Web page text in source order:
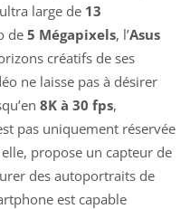
large de 13
de 5 Mégapixels, l’Asus
créatifs de ses
ne laisse pas à désirer
8K à 30 fps,
pas uniquement réservée
propose un capteur de
des autoportraits de
est capable